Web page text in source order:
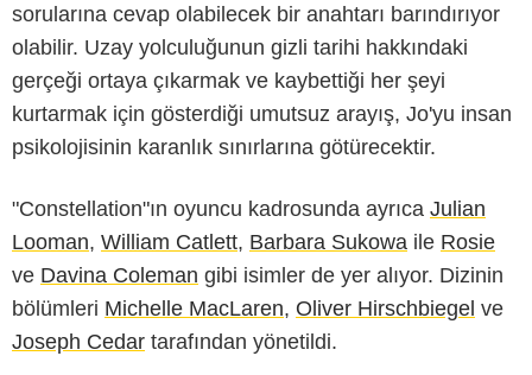
sorularına cevap olabilecek bir anahtarı barındırıyor
olabilir. Uzay yolculuğunun gizli tarihi hakkındaki
gerçeği ortaya çıkarmak ve kaybettiği her şeyi
kurtarmak için gösterdiği umutsuz arayış, Jo'yu insan
psikolojisinin karanlık sınırlarına götürecektir.
"Constellation"ın oyuncu kadrosunda ayrıca Julian
Looman, William Catlett, Barbara Sukowa ile Rosie
ve Davina Coleman gibi isimler de yer alıyor. Dizinin
bölümleri Michelle MacLaren, Oliver Hirschbiegel ve
Joseph Cedar tarafından yönetildi.